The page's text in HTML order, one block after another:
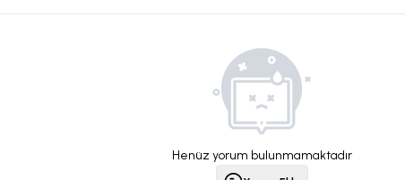
Henüz yorum bulunmamaktadır